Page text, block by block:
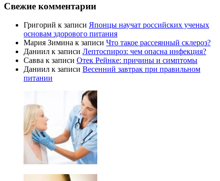
Свежие комментарии
Григорий к записи Японцы научат российских ученых
основам здорового питания
Мария Зимина к записи Что такое рассеянный склероз?
Даниил к записи Лептоспироз: чем опасна инфекция?
Савва к записи Отек Рейнке: причины и симптомы
Даниил к записи Весенний завтрак при правильном
питании